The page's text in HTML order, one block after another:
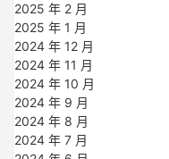
2025 年 2 月
2025 年 1 月
2024 年 12 月
2024 年 11 月
2024 年 10 月
2024 年 9 月
2024 年 8 月
2024 年 7 月